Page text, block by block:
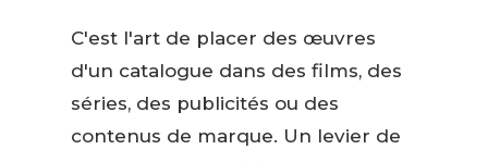
C'est l'art de placer des œuvres
d'un catalogue dans des films, des
séries, des publicités ou des
contenus de marque. Un levier de